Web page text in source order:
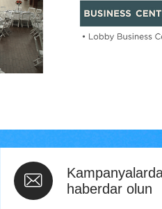
haberdar olun